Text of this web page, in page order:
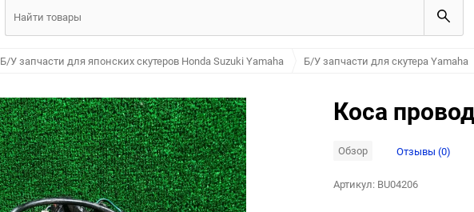
Б/У запчасти для японских скутеров Honda Suzuki Yamaha Б/У запчасти для скутера Yamaha
Коса
Обзор Отзывы (0)
Артикул: BU04206